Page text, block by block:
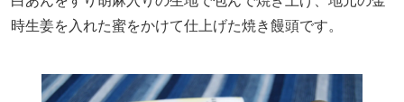
時生姜を入れた蜜をかけて仕上げた焼き饅頭です。